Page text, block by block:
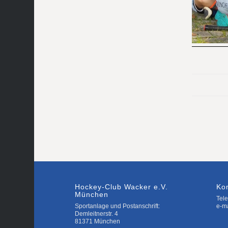
Hockey-Club Wacker e.V.
München
Sportanlage und Postanschrift:
Demleitnerstr. 4
81371 München
e-